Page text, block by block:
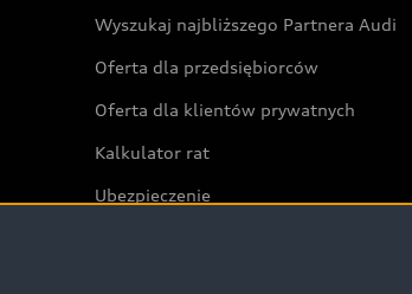
Wyszukaj najbliższego Partnera Audi
Oferta dla przedsiębiorców
Oferta dla klientów prywatnych
Kalkulator rat
Ubezpieczenie